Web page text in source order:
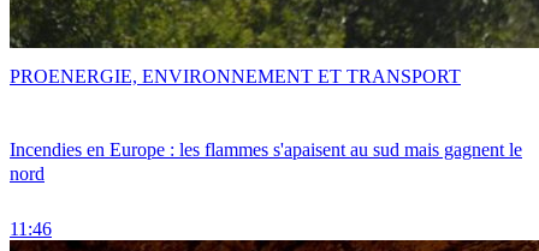
Incendies en Europe : les flammes s'apaisent au sud mais gagnent le
nord
11:46
PROENERGIE, ENVIRONNEMENT ET TRANSPORT